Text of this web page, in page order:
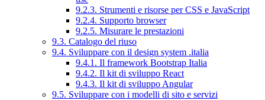
9.2.3. Strumenti e risorse per CSS e JavaScript
9.2.4. Supporto browser
9.2.5. Misurare le prestazioni
9.3. Catalogo del riuso
9.4. Sviluppare con il design system .italia
9.4.1. Il framework Bootstrap Italia
9.4.2. Il kit di sviluppo React
9.4.3. Il kit di sviluppo Angular
9.5. Sviluppare con i modelli di sito e servizi